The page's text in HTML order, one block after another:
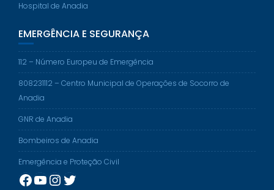
Hospital de Anadia
EMERGÊNCIA E SEGURANÇA
112 – Número Europeu de Emergência
808231112 – Centro Municipal de Operações de Socorro de
Anadia
GNR de Anadia
Bombeiros de Anadia
Emergência e Proteção Civil
Facebook
YouTube
Instagram
Twitter